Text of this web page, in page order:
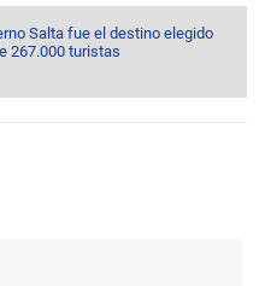
Salta fue el destino elegido
267.000 turistas